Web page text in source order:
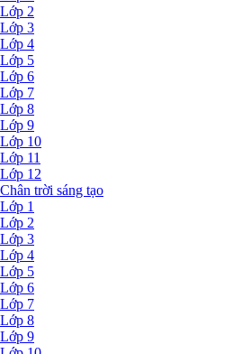
Lớp 2
Lớp 3
Lớp 4
Lớp 5
Lớp 6
Lớp 7
Lớp 8
Lớp 9
Lớp 10
Lớp 11
Lớp 12
Chân trời sáng tạo
Lớp 1
Lớp 2
Lớp 3
Lớp 4
Lớp 5
Lớp 6
Lớp 7
Lớp 8
Lớp 9